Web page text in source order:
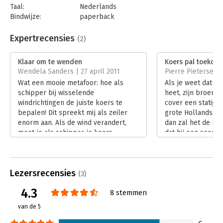
Taal:
Nederlands
Bindwijze:
paperback
Uitgever:
Scriptum
Verschijningsdatum:
Hoofdrubriek: Strategisch management
Expertrecensies (2)
Klaar om te wenden
Wendela Sanders | 27 april 2011
Wat een mooie metafoor: hoe als
schipper bij wisselende
windrichtingen de juiste koers te
bepalen! Dit spreekt mij als zeiler
enorm aan. Als de wind verandert,
moet je als schipper je koers
leider van je organisatie adequatere
wenden' geeft Paul de Ruijter
handvatten om de veelheid aan
Koers pal
Pierre Pieterse |
Als je weet dat
heet, zijn broer
cover een statige
grote Hollandse
dan zal het de
dat hij een soort
Lezersrecensies (3)
4.3
van de 5
8 stemmen